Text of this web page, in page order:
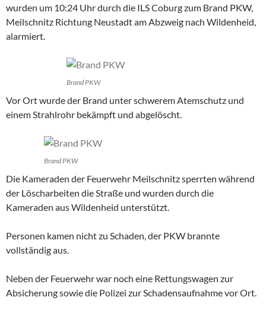
wurden um 10:24 Uhr durch die ILS Coburg zum Brand PKW,
Meilschnitz Richtung Neustadt am Abzweig nach Wildenheid,
alarmiert.
Brand PKW
Vor Ort wurde der Brand unter schwerem Atemschutz und
einem Strahlrohr bekämpft und abgelöscht.
Brand PKW
Die Kameraden der Feuerwehr Meilschnitz sperrten während
der Löscharbeiten die Straße und wurden durch die
Kameraden aus Wildenheid unterstützt.
Personen kamen nicht zu Schaden, der PKW brannte
vollständig aus.
Neben der Feuerwehr war noch eine Rettungswagen zur
Absicherung sowie die Polizei zur Schadensaufnahme vor Ort.